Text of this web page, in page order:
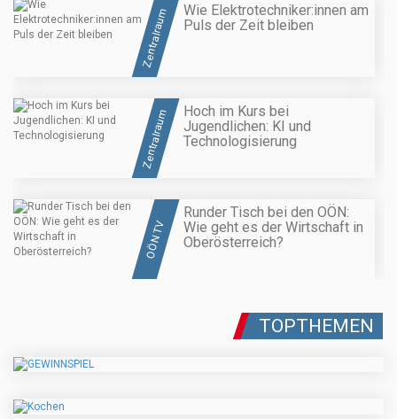
Zentralraum
Wie Elektrotechniker:innen am
Puls der Zeit bleiben
Zentralraum
Hoch im Kurs bei
Jugendlichen: KI und
Technologisierung
OÖN TV
Runder Tisch bei den OÖN:
Wie geht es der Wirtschaft in
Oberösterreich?
TOPTHEMEN